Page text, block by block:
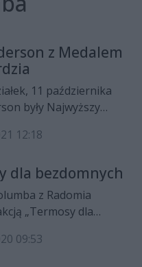
z Medalem
11 października
były Najwyższy
Medalem
święta, której
bp Marek Solarczyk,
parafii Matki Bożej
12:18
dla bezdomnych
z Radomia
„Termosy dla
ludzi dobrej woli,
09:53